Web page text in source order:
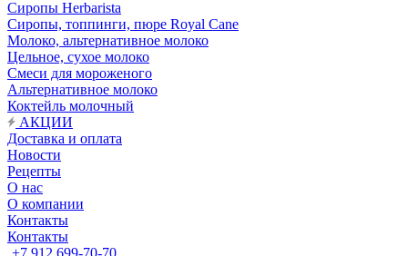
Сиропы Herbarista
Сиропы, топпинги, пюре Royal Cane
Молоко, альтернативное молоко
Цельное, сухое молоко
Смеси для мороженого
Альтернативное молоко
Коктейль молочный
АКЦИИ
Доставка и оплата
Новости
Рецепты
О нас
О компании
Контакты
Контакты
+7 912 699-70-70